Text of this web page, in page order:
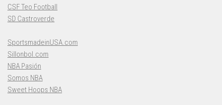
CSF Teo Football
SD Castroverde
SportsmadeinUSA.com
Sillonbol.com
NBA Pasión
Somos NBA
Sweet Hoops NBA